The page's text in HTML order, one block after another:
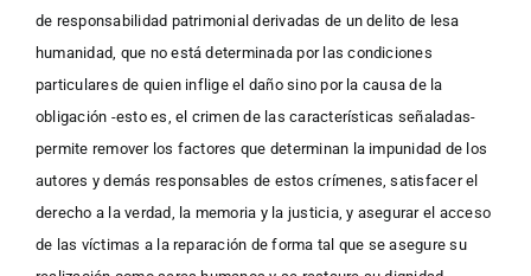
de responsabilidad patrimonial derivadas de un delito de lesa
humanidad, que no está determinada por las condiciones
particulares de quien inflige el daño sino por la causa de la
obligación -esto es, el crimen de las características señaladas-
permite remover los factores que determinan la impunidad de los
autores y demás responsables de estos crímenes, satisfacer el
derecho a la verdad, la memoria y la justicia, y asegurar el acceso
de las víctimas a la reparación de forma tal que se asegure su